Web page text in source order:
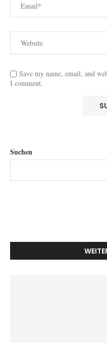
Save my name, email, and
I comment.
Suchen